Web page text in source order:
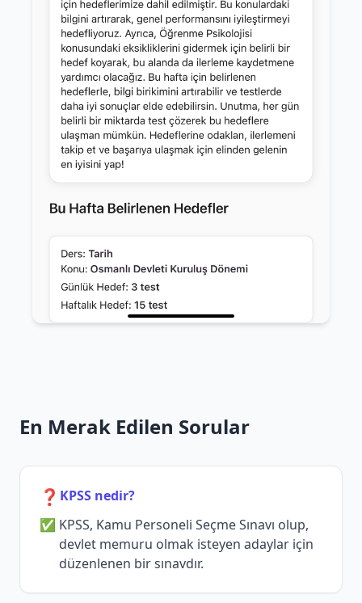
En Merak Edilen Sorular
❓ KPSS nedir?
KPSS, Kamu Personeli Seçme Sınavı olup,
devlet memuru olmak isteyen adaylar için
düzenlenen bir sınavdır.